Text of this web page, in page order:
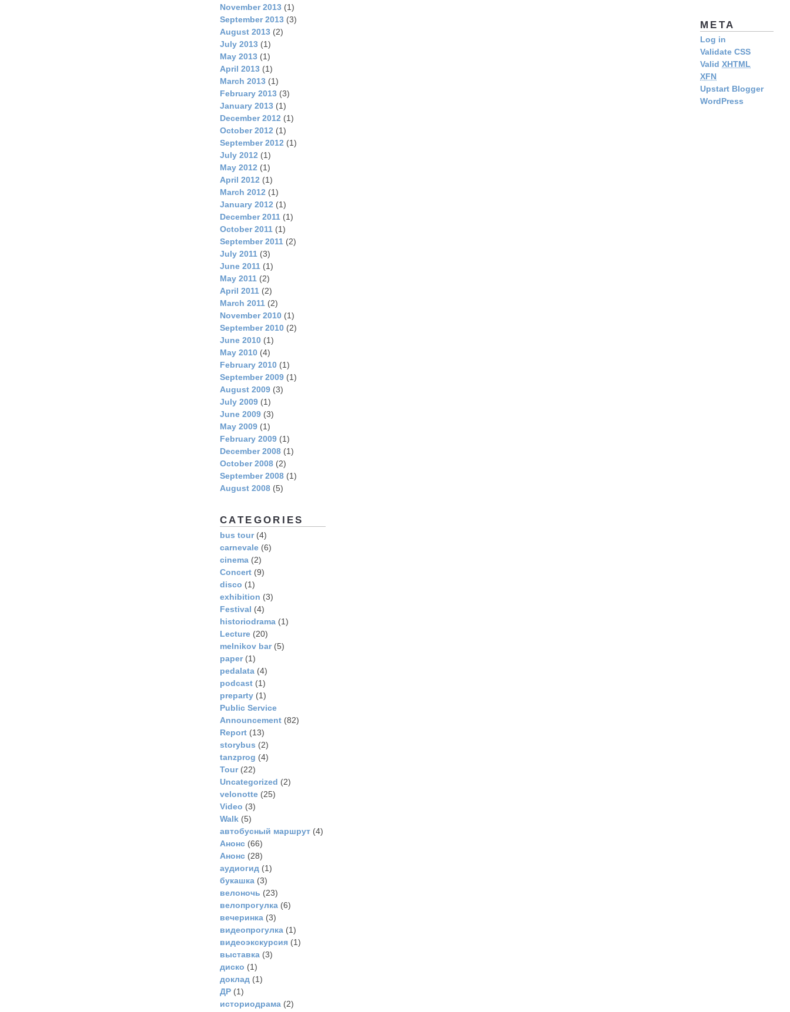
META
Log in
Validate CSS
Valid XHTML
XFN
Upstart Blogger
WordPress
November 2013 (1)
September 2013 (3)
August 2013 (2)
July 2013 (1)
May 2013 (1)
April 2013 (1)
March 2013 (1)
February 2013 (3)
January 2013 (1)
December 2012 (1)
October 2012 (1)
September 2012 (1)
July 2012 (1)
May 2012 (1)
April 2012 (1)
March 2012 (1)
January 2012 (1)
December 2011 (1)
October 2011 (1)
September 2011 (2)
July 2011 (3)
June 2011 (1)
May 2011 (2)
April 2011 (2)
March 2011 (2)
November 2010 (1)
September 2010 (2)
June 2010 (1)
May 2010 (4)
February 2010 (1)
September 2009 (1)
August 2009 (3)
July 2009 (1)
June 2009 (3)
May 2009 (1)
February 2009 (1)
December 2008 (1)
October 2008 (2)
September 2008 (1)
August 2008 (5)
CATEGORIES
bus tour(4)
carnevale (6)
cinema (2)
Concert (9)
disco (1)
exhibition (3)
Festival (4)
historiodrama (1)
Lecture (20)
melnikov bar(5)
paper(1)
pedalata (4)
podcast (1)
preparty (1)
Public Service
Announcement (82)
Report (13)
storybus (2)
tanzprog (4)
Tour(22)
Uncategorized (2)
velonotte (25)
Video (3)
Walk (5)
автобусный маршрут (4)
Анонс (66)
Анонс (28)
аудиогид (1)
букашка (3)
велоночь (23)
велопрогулка (6)
вечеринка (3)
видеопрогулка (1)
видеоэкскурсия (1)
выставка (3)
диско (1)
доклад (1)
ДР (1)
историодрама (2)